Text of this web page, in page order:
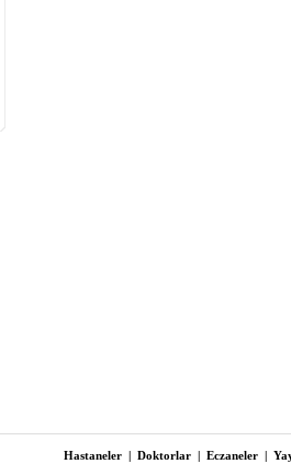
Hastaneler | Doktorlar | Eczaneler |